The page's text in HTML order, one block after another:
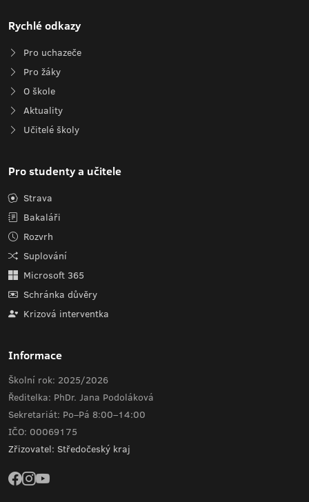
Rychlé odkazy
Pro uchazeče
Pro žáky
O škole
Aktuality
Učitelé školy
Pro studenty a učitele
Strava
Bakaláři
Rozvrh
Suplování
Microsoft 365
Schránka důvěry
Krizová interventka
Informace
Školní rok: 2025/2026
Ředitelka: PhDr. Jana Podoláková
Sekretariát: Po–Pá 8:00–14:00
IČO: 00069175
Zřizovatel: Středočeský kraj